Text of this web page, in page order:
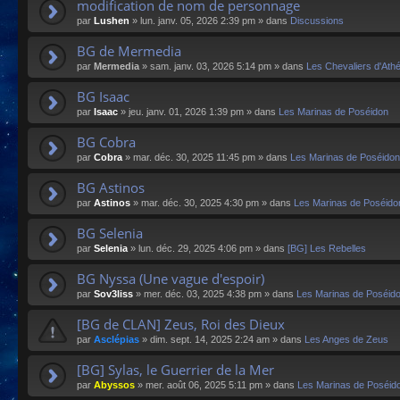
modification de nom de personnage
par Lushen » lun. janv. 05, 2026 2:39 pm » dans Discussions
BG de Mermedia
par Mermedia » sam. janv. 03, 2026 5:14 pm » dans Les Chevaliers
BG Isaac
par Isaac » jeu. janv. 01, 2026 1:39 pm » dans Les Marinas de Poséidon
BG Cobra
par Cobra» mar. déc. 30, 2025 11:45 pm » dans Les Marinas de Poséidon
BG Astinos
par Astinos » mar. déc. 30, 2025 4:30 pm » dans Les Marinas de
BG Selenia
par Selenia» lun. déc. 29, 2025 4:06 pm » dans [BG] Les Rebelles
BG Nyssa (Une vague d'espoir)
par Sov3liss » mer. déc. 03, 2025 4:38 pm » dans Les Marinas de
[BG de CLAN] Zeus, Roi des Dieux
par Asclépias » dim. sept. 14, 2025 2:24 am » dans Les Anges de Zeus
[BG] Sylas, le Guerrier de la Mer
par Abyssos » mer. août 06, 2025 5:11 pm » dans Les Marinas de